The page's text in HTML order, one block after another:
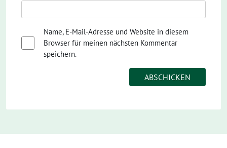
Name, E-Mail-Adresse und Website in diesem
Browser für meinen nächsten Kommentar
speichern.